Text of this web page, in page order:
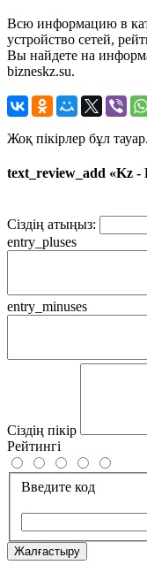
Всю информацию в
устройство сетей,
Вы найдете на
bizneskz.su.
Жоқ пікірлер бұл тауар.
text_review_add «Kz -
Сіздің атыңыз:
entry_pluses
entry_minuses
Сіздің пікір
Рейтингі
Введите код
Жалғастыру